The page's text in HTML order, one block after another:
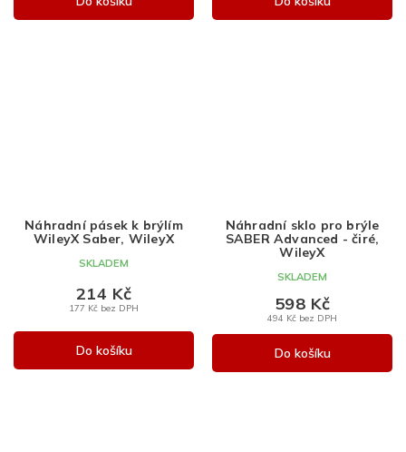
Náhradní pásek k brýlím
WileyX Saber, WileyX
SKLADEM
177 Kč bez DPH
214 Kč
Do košíku
Náhradní sklo pro brýle
SABER Advanced - čiré,
WileyX
SKLADEM
494 Kč bez DPH
598 Kč
Do košíku